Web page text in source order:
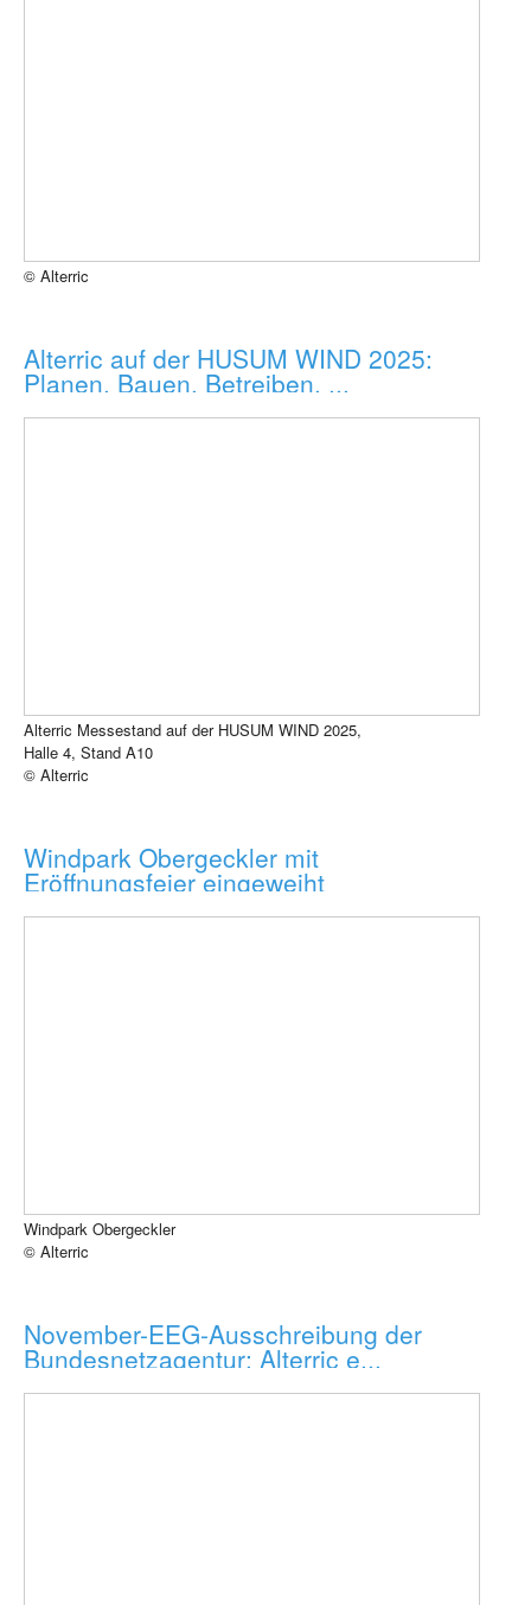
© Alterric
Alterric auf der HUSUM WIND 2025:
Planen. Bauen. Betreiben. ...
Alterric Messestand auf der HUSUM WIND 2025,
Halle 4, Stand A10
© Alterric
Windpark Obergeckler mit
Eröffnungsfeier eingeweiht
Windpark Obergeckler
© Alterric
November-EEG-Ausschreibung der
Bundesnetzagentur: Alterric e...